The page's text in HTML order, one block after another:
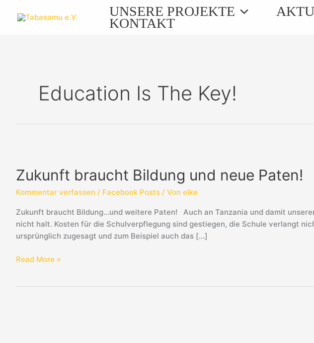
Inhalt
UNSERE PROJEKTE
KONTAKT
Education Is The Key!
Zukunft braucht Bildung und neue Paten!
Kommentar verfassen / Facebook Posts / Von elke
Zukunft braucht Bildung…und weitere Paten! Auch an Tanzania und damit
nicht halt. Kosten für die Schulverpflegung sind gestiegen, die Schule verlangt
ursprünglich zugesagt und zum Beispiel auch das […]
Bildung
neue
Paten!
Read More »